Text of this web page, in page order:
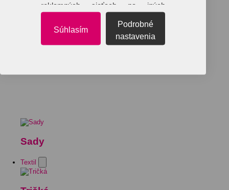
Sady
Textil
reklamných sieťach na iných
Súhlasím
Podrobné
nastavenia